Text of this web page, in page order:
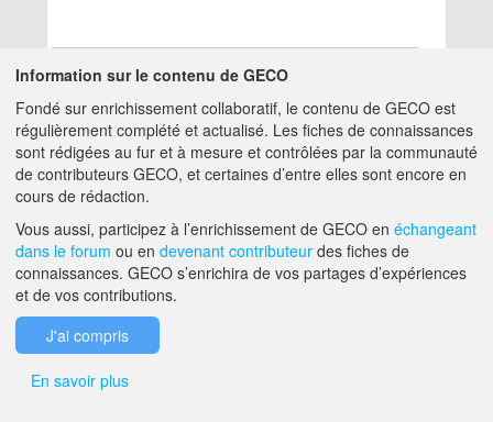
Aucun résultat
A PROPOS DE GECO AIDE
F.A.Q. NOUS CONTACTER
Information sur le contenu de GECO
Fondé sur enrichissement collaboratif, le contenu de GECO est
régulièrement complété et actualisé. Les fiches de connaissances
sont rédigées au fur et à mesure et contrôlées par la communauté
de contributeurs GECO, et certaines d’entre elles sont encore en
cours de rédaction.
Vous aussi, participez à l’enrichissement de GECO en échangeant
dans le forum ou en devenant contributeur des fiches de
connaissances. GECO s’enrichira de vos partages d’expériences
et de vos contributions.
J'ai compris
En savoir plus